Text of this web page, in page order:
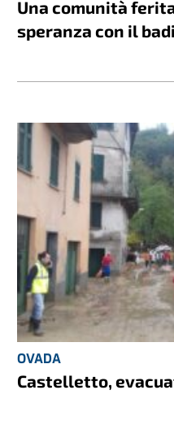
Una comunità
speranza con il
OVADA
Castelletto,